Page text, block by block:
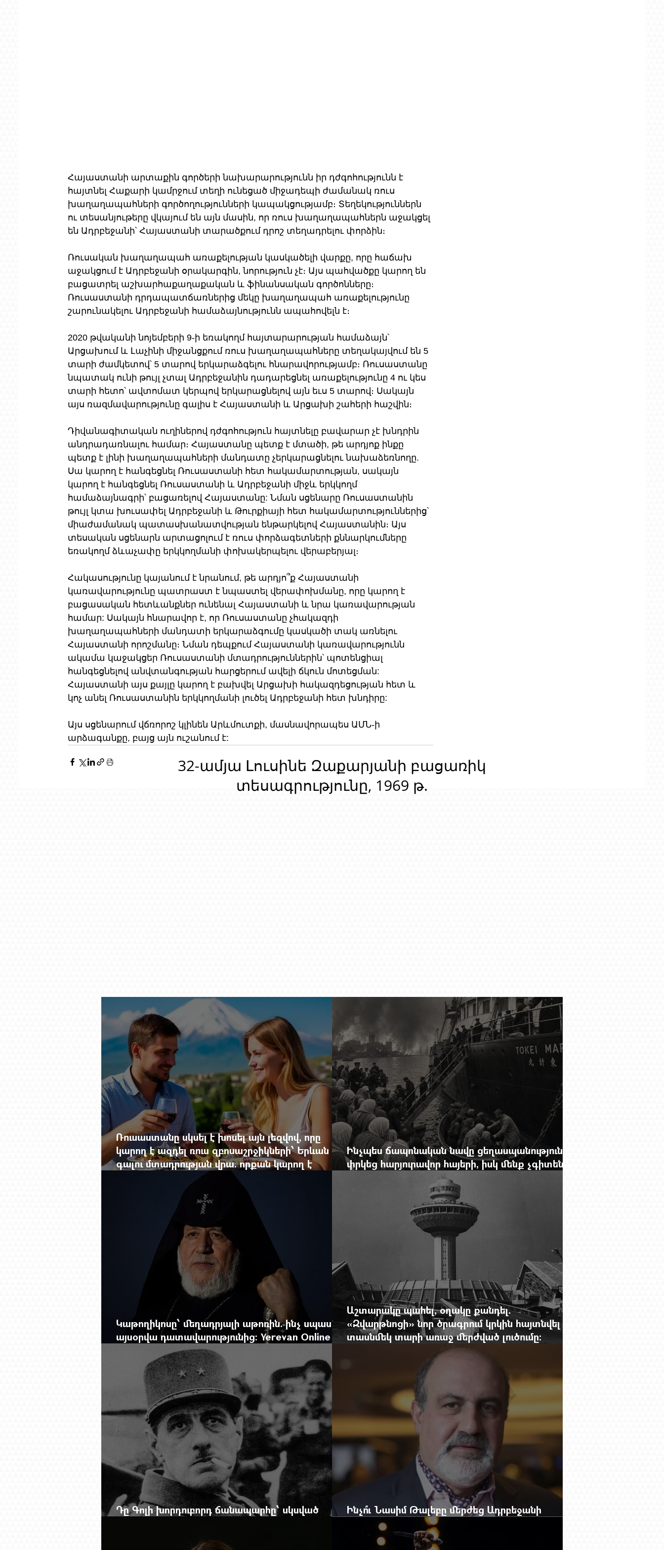
Հայաստանի արտաքին գործերի նախարարությունն իր դժգոհությունն է
հայտնել Հաքարի կամրջում տեղի ունեցած միջադեպի ժամանակ ռուս
խաղաղապահների գործողությունների կապակցությամբ։ Տեղեկություններն
ու տեսանյութերը վկայում են այն մասին, որ ռուս խաղաղապահներն աջակցել
են Ադրբեջանի՝ Հայաստանի տարածքում դրոշ տեղադրելու փորձին։
Ռուսական խաղաղապահ առաքելության կասկածելի վարքը, որը հաճախ
աջակցում է Ադրբեջանի օրակարգին, նորություն չէ։ Այս պահվածքը կարող են
բացատրել աշխարհաքաղաքական և ֆինանսական գործոնները։
Ռուսաստանի դրդապատճառներից մեկը խաղաղապահ առաքելությունը
շարունակելու Ադրբեջանի համաձայնությունն ապահովելն է։
2020 թվականի նոյեմբերի 9-ի եռակողմ հայտարարության համաձայն՝
Արցախում և Լաչինի միջանցքում ռուս խաղաղապահները տեղակայվում են 5
տարի ժամկետով՝ 5 տարով երկարաձգելու հնարավորությամբ։ Ռուսաստանը
նպատակ ունի թույլ չտալ Ադրբեջանին դադարեցնել առաքելությունը 4 ու կես
տարի հետո՝ ավտոմատ կերպով երկարացնելով այն եւս 5 տարով։ Սակայն
այս ռազմավարությունը գալիս է Հայաստանի և Արցախի շահերի հաշվին։
Դիվանագիտական ​​ուղիներով դժգոհություն հայտնելը բավարար չէ խնդրին
անդրադառնալու համար։ Հայաստանը պետք է մտածի, թե արդյոք ինքը
պետք է լինի խաղաղապահների մանդատը չերկարացնելու նախաձեռնողը.
Սա կարող է հանգեցնել Ռուսաստանի հետ հակամարտության, սակայն
կարող է հանգեցնել Ռուսաստանի և Ադրբեջանի միջև երկկողմ
համաձայնագրի՝ բացառելով Հայաստանը: Նման սցենարը Ռուսաստանին
թույլ կտա խուսափել Ադրբեջանի և Թուրքիայի հետ հակամարտություններից՝
միաժամանակ պատասխանատվության ենթարկելով Հայաստանին։ Այս
տեսական սցենարն արտացոլում է ռուս փորձագետների քննարկումները
եռակողմ ձևաչափը երկկողմանի փոխակերպելու վերաբերյալ։
Հակասությունը կայանում է նրանում, թե արդյո՞ք Հայաստանի
կառավարությունը պատրաստ է նպաստել վերափոխմանը, որը կարող է
բացասական հետևանքներ ունենալ Հայաստանի և նրա կառավարության
համար: Սակայն հնարավոր է, որ Ռուսաստանը չհակազդի
խաղաղապահների մանդատի երկարաձգումը կասկածի տակ առնելու
Հայաստանի որոշմանը։ Նման դեպքում Հայաստանի կառավարությունն
ակամա կաջակցեր Ռուսաստանի մտադրություններին՝ պոտենցիալ
հանգեցնելով անվտանգության հարցերում ավելի ճկուն մոտեցման:
Հայաստանի այս քայլը կարող է բախվել Արցախի հակազդեցության հետ և
կոչ անել Ռուսաստանին երկկողմանի լուծել Ադրբեջանի հետ խնդիրը:
Այս սցենարում վճռորոշ կլինեն Արևմուտքի, մասնավորապես ԱՄՆ-ի
արձագանքը, բայց այն ուշանում է:
32-ամյա Լուսինե Զաքարյանի բացառիկ
տեսագրությունը, 1969 թ.
Ռուսաստանը սկսել է խոսել այն լեզվով, որը
կարող է ազդել ռուս զբոսաշրջիկների՝ Երևան
գալու մտադրության վրա. որքան կարող է
խորանալ հայ-ռուսական ճգնաժամը
Ինչպես ճապոնական նավը ցեղասպանությունից
փրկեց հարյուրավոր հայերի, իսկ մենք չգիտենք
հերոս նավապետի անունը՝ Սաձո Հիբիի
Կաթողիկոսը՝ մեղադրյալի աթոռին. ինչ սպասել
այսօրվա դատավարությունից: Yerevan Online
Mag.-ի մեծ ռեպորտաժը
Աշտարակը պահել, օղակը քանդել.
«Զվարթնոցի» նոր ծրագրում կրկին հայտնվել է
տասնմեկ տարի առաջ մերժված լուծումը:
Yerevan Online Mag.-ի մեծ ռեպորտաժը
Դը Գոլի խորդուբորդ ճանապարհը՝ սկսված
Ինչո՞ւ Նասիմ Թալեբը մերժեց Ադրբեջանի
հրավերքը և պաշտպանեց Ռուբեն Վարդանյանին